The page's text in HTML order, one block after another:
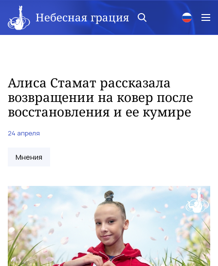
Небесная грация
Алиса Стамат рассказала
возвращении на ковер после
восстановления и ее кумире
24 апреля
Мнения